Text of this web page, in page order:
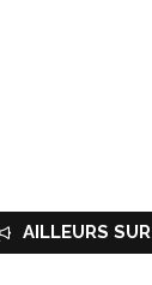
AILLEURS